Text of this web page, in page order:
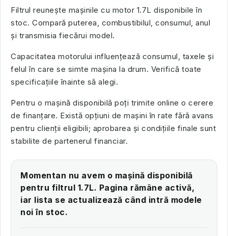
Filtrul reunește mașinile cu motor 1.7L disponibile în
stoc. Compară puterea, combustibilul, consumul, anul
și transmisia fiecărui model.
Capacitatea motorului influențează consumul, taxele și
felul în care se simte mașina la drum. Verifică toate
specificațiile înainte să alegi.
Pentru o mașină disponibilă poți trimite online o cerere
de finanțare. Există opțiuni de mașini în rate fără avans
pentru clienții eligibili; aprobarea și condițiile finale sunt
stabilite de partenerul financiar.
Momentan nu avem o mașină disponibilă
pentru filtrul 1.7L. Pagina rămâne activă,
iar lista se actualizează când intră modele
noi în stoc.